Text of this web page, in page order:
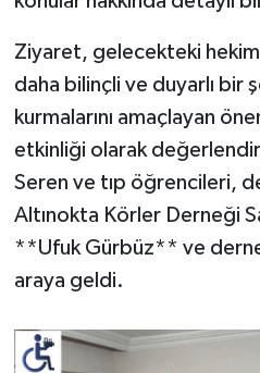
Ziyaret, gelecekteki
daha bilinçli ve duyarlı bir
kurmalarını amaçlayan
etkinliği olarak
Seren ve tıp öğrencileri,
Altınokta Körler Derneği
**Ufuk Gürbüz** ve
araya geldi.